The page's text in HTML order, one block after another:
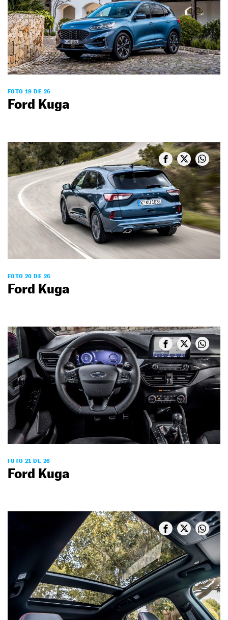
FOTO 19 DE 26
Ford Kuga
FOTO 20 DE 26
Ford Kuga
FOTO 21 DE 26
Ford Kuga